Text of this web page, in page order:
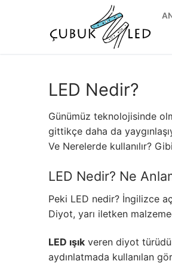
LED Nedir?
Günümüz teknolojisinde
gittikçe daha da
Ve Nerelerde kullanılır?
LED Nedir? Ne
Peki LED nedir? İngilizce
Diyot, yarı iletken
LED ışıkveren diyot
aydınlatmada kullanılan